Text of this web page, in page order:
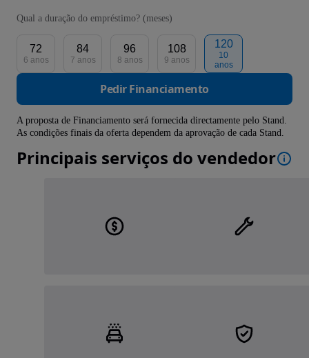
Qual a duração do empréstimo? (meses)
72
6 anos
84
7 anos
96
8 anos
108
9 anos
120
10
anos
Pedir Financiamento
A proposta de Financiamento será fornecida directamente pelo Stand.
As condições finais da oferta dependem da aprovação de cada Stand.
Principais serviços do vendedor